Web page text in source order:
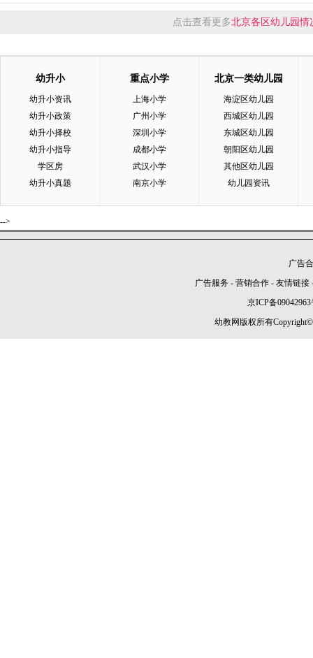
点击查看更多北京各区幼儿园情
幼升小
幼升小资讯
幼升小政策
幼升小择校
幼升小指导
学区房
幼升小真题
重点小学
上海小学
广州小学
深圳小学
成都小学
武汉小学
南京小学
北京一类幼儿园
海淀区幼儿园
西城区幼儿园
东城区幼儿园
朝阳区幼儿园
其他区幼儿园
幼儿园资讯
-->
广告
广告服务 - 营销合作 - 友情链接
京ICP备09042963
幼教网版权所有